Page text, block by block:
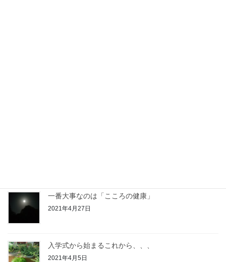
一番大事なのは「こころの健康」
2021年4月27日
入学式から始まるこれから、、、
2021年4月5日